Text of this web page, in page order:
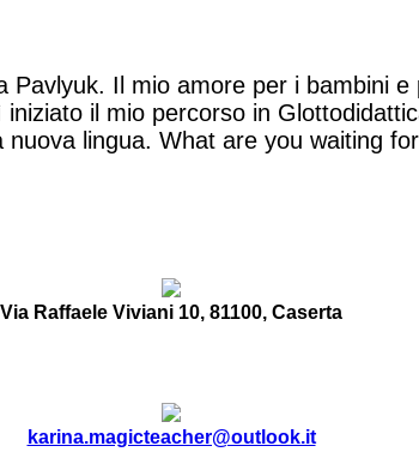
Il mio amore per i bambini
il mio percorso in
lingua. What are you waiting
Via Raffaele Viviani 10, 81100, Caserta
karina.magicteacher@outlook.it